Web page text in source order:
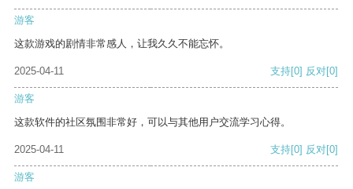
游客
这款游戏的剧情非常感人，让我久久不能忘怀。
2025-04-11 支持[0] 反对[0]
游客
这款软件的社区氛围非常好，可以与其他用户交流学习心得。
2025-04-11 支持[0] 反对[0]
游客